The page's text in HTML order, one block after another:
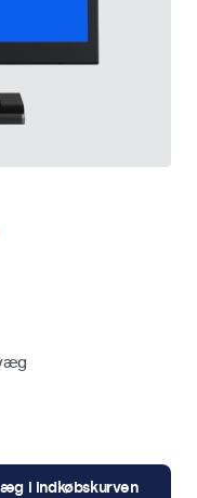
i indkøbskurven